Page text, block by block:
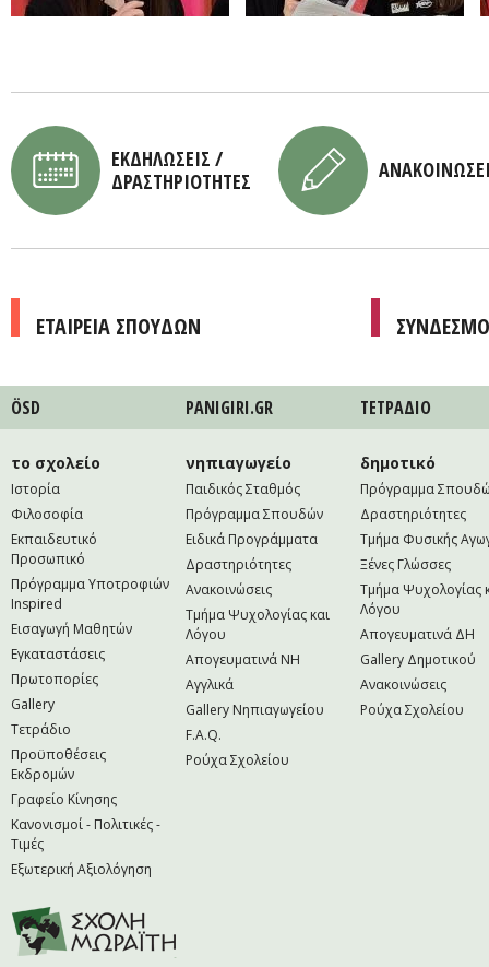
ΕΚΔΗΛΩΣΕΙΣ /
ΔΡΑΣΤΗΡΙΟΤΗΤΕΣ
ΕΤΑΙΡΕΙΑ ΣΠΟΥΔΩΝ
ÖSD PANIGIRI.GR ΤΕΤΡAΔΙΟ
το σχολείο
Ιστορία
Φιλοσοφία
Εκπαιδευτικό
Προσωπικό
Πρόγραμμα Υποτροφιών
Inspired
Εισαγωγή Μαθητών
Εγκαταστάσεις
Πρωτοπορίες
Gallery
Τετράδιο
Προϋποθέσεις
Εκδρομών
Γραφείο Κίνησης
Κανονισμοί - Πολιτικές -
Τιμές
Εξωτερική Αξιολόγηση
νηπιαγωγείο
Παιδικός Σταθμός
Πρόγραμμα Σπουδών
Ειδικά Προγράμματα
Δραστηριότητες
Ανακοινώσεις
Τμήμα Ψυχολογίας και
Λόγου
Απογευματινά NH
Αγγλικά
Gallery Νηπιαγωγείου
F.A.Q.
Ρούχα Σχολείου
δημοτικό
Πρόγραμμα
Δραστηριότητες
Τμήμα Φυσικής
Ξένες Γλώσσες
Τμήμα Ψυχολογίας
Λόγου
Απογευματινά ΔΗ
Gallery Δημοτικού
Ανακοινώσεις
Ρούχα Σχολείου